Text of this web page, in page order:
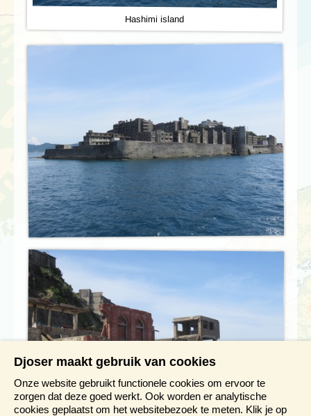
Hashimi island
Djoser maakt gebruik van cookies
Onze website gebruikt functionele cookies om ervoor te
zorgen dat deze goed werkt. Ook worden er analytische
cookies geplaatst om het websitebezoek te meten. Klik je op